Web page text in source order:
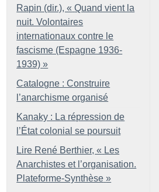
Rapin (dir.), « Quand vient la
nuit. Volontaires
internationaux contre le
fascisme (Espagne 1936-
1939) »
Catalogne : Construire
l’anarchisme organisé
Kanaky : La répression de
l’État colonial se poursuit
Lire René Berthier, « Les
Anarchistes et l’organisation.
Plateforme-Synthèse »